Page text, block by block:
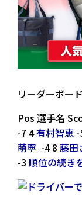
リーダーボード
Pos 選手名
-7 4有村智恵
萌寧 -4 8 藤田
-3 順位の続き